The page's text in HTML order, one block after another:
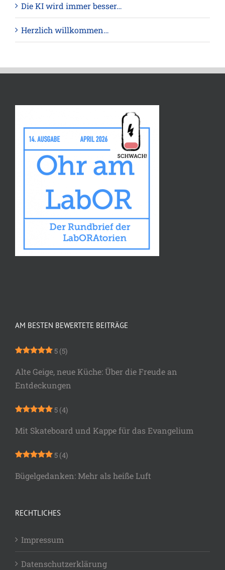
Die KI wird immer besser…
Herzlich willkommen…
AM BESTEN BEWERTETE BEITRÄGE
5 (5)
Alte Geige, neue Küche: Über die Freude an
Entdeckungen
5 (4)
Mit Skateboard und Kappe für das Evangelium
5 (4)
Bügelgedanken: Mehr als heiße Luft
RECHTLICHES
Impressum
Datenschutzerklärung